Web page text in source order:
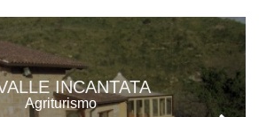
INCANTATA
Agriturismo